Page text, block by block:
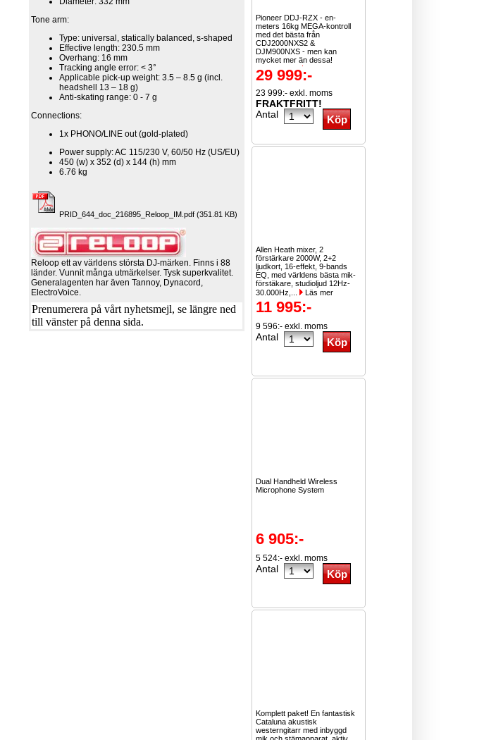
Tone arm:
Type: universal, statically balanced, s-shaped
Effective length: 230.5 mm
Overhang: 16 mm
Tracking angle error: < 3°
Applicable pick-up weight: 3.5 – 8.5 g (incl.
headshell 13 – 18 g)
Anti-skating range: 0 - 7 g
Connections:
1x PHONO/LINE out (gold-plated)
Power supply: AC 115/230 V, 60/50 Hz (US/EU)
450 (w) x 352 (d) x 144 (h) mm
6.76 kg
PRID_644_doc_216895_Reloop_IM.pdf (351.81 KB)
Reloop ett av världens största DJ-märken. Finns i 88
länder. Vunnit många utmärkelser. Tysk superkvalitet.
Generalagenten har även Tannoy, Dynacord,
ElectroVoice.
Prenumerera på vårt nyhetsmejl, se längre ned
till vänster på denna sida.
Pioneer DDJ-RZX - en-
meters 16kg MEGA-kontroll
med det bästa från
CDJ2000NXS2 &
DJM900NXS - men kan
mycket mer än dessa!
Ljudkvalitet...
29 999:-
23 999:- exkl. moms
FRAKTFRITT!
Antal
Allen Heath mixer, 2
förstärkare 2000W, 2+2
ljudkort, 16-effekt, 9-bands
EQ, med världens bästa mik-
förstäkare, studioljud 12Hz-
30.000Hz,...
Läs mer
11 995:-
9 596:- exkl. moms
Antal
Dual Handheld Wireless
Microphone System
6 905:-
5 524:- exkl. moms
Antal
Komplett paket! En fantastisk
Cataluna akustisk
westerngitarr med inbyggd